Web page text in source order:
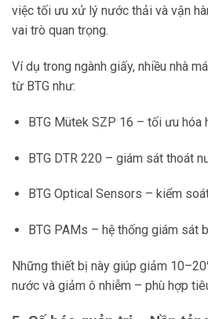
việc tối ưu xử lý nước thải và vận
vai trò quan trọng.
Ví dụ trong ngành giấy, nhiều nhà
từ BTG như:
BTG Mütek SZP 16 – tối ưu hóa
BTG DTR 220 – giám sát thoát
BTG Optical Sensors – kiểm
BTG PAMs – hệ thống giám sát
Những thiết bị này giúp giảm
nước và giảm ô nhiễm – phù hợp